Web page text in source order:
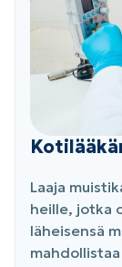
Laaja
heille, jotka
läheisensä